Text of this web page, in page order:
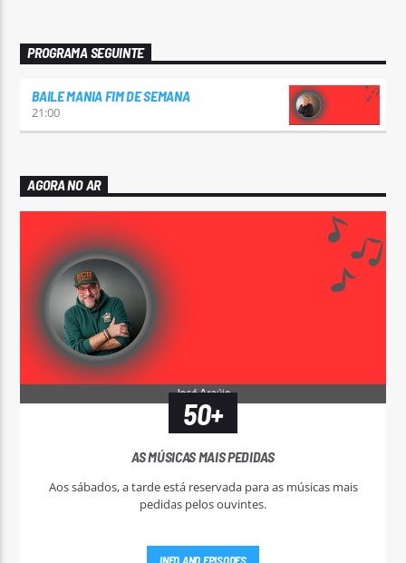
PROGRAMA SEGUINTE
BAILE MANIA FIM DE SEMANA
21:00
AGORA NO AR
50+
AS MÚSICAS MAIS PEDIDAS
Aos sábados, a tarde está reservada para as músicas mais
pedidas pelos ouvintes.